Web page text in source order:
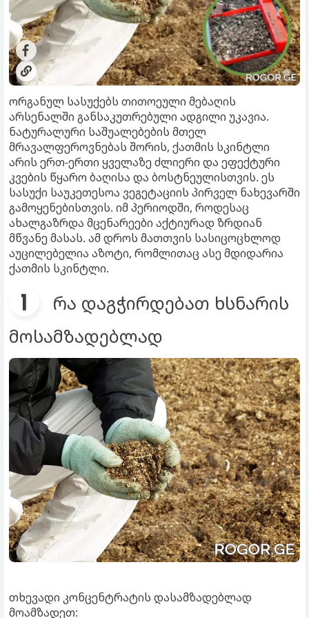
ორგანულ სასუქებს თითოეული მებაღის
არსენალში განსაკუთრებული ადგილი უკავია.
ნატურალური საშუალებების მთელ
მრავალფეროვნებას შორის, ქათმის სკინტლი
არის ერთ-ერთი ყველაზე ძლიერი და ეფექტური
კვების წყარო ბაღისა და ბოსტნეულისთვის. ეს
სასუქი საუკეთესოა ვეგეტაციის პირველ ნახევარში
გამოყენებისთვის. იმ პერიოდში, როდესაც
ახალგაზრდა მცენარეები აქტიურად ზრდიან
მწვანე მასას. ამ დროს მათთვის სასიცოცხლოდ
აუცილებელია აზოტი, რომლითაც ასე მდიდარია
ქათმის სკინტლი.
რა დაგჭირდებათ ხსნარის
მოსამზადებლად
თხევადი კონცენტრატის დასამზადებლად
მოამზადეთ: